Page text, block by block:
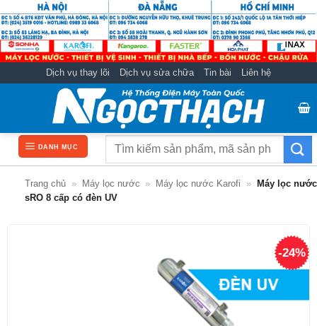
qua
nội
dung
Dịch vụ thay lõi Dịch vụ sửa chữa Tin bài Liên hệ
DANH MỤC
Tìm
Trang chủ » Máy lọc nước » Máy lọc nước Karofi »
Máy lọc nước
sRO 8 cấp có đèn UV
-24%